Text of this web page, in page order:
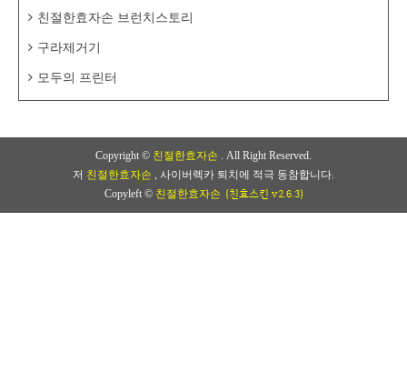
친절한효자손 브런치스토리
구라제거기
모두의 프린터
Copyright © 친절한효자손 . All Right Reserved.
저 친절한효자손 , 사이버렉카 퇴치에 적극 동참합니다.
Copyleft © 친절한효자손 (친효스킨 v2.6.3)